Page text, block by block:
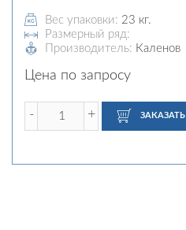
Вес упаковки: 23 кг.
Размерный ряд:
Производитель: Каленов
Цена по запросу
- + ЗАКАЗАТЬ